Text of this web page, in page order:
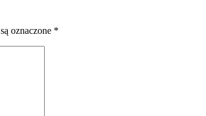
oznaczone *